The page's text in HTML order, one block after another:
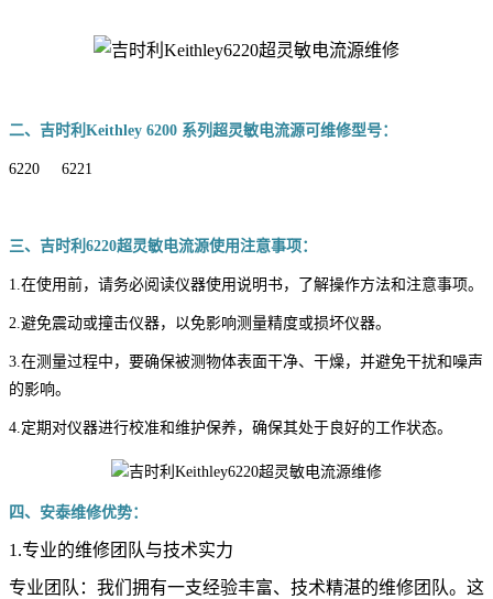
二、吉时利Keithley 6200 系列超灵敏电流源可维修型号：
6220 6221
三、吉时利6220超灵敏电流源使用注意事项：
1.在使用前，请务必阅读仪器使用说明书，了解操作方法和注意事项。
2.避免震动或撞击仪器，以免影响测量精度或损坏仪器。
3.在测量过程中，要确保被测物体表面干净、干燥，并避免干扰和噪声
的影响。
4.定期对仪器进行校准和维护保养，确保其处于良好的工作状态。
四、安泰维修优势：
1.专业的维修团队与技术实力
专业团队：我们拥有一支经验丰富、技术精湛的维修团队。这